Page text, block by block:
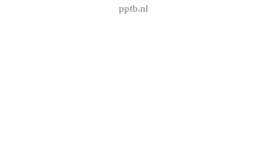
pptb.nl